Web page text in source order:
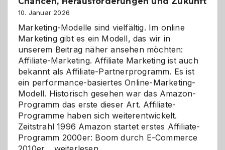
10. Januar 2026
Marketing-Modelle sind vielfältig. Im online
Marketing gibt es ein Modell, das wir in
unserem Beitrag näher ansehen möchten:
Affiliate-Marketing. Affiliate Marketing ist auch
bekannt als Affiliate-Partnerprogramm. Es ist
ein performance-basiertes Online-Marketing-
Modell. Historisch gesehen war das Amazon-
Programm das erste dieser Art. Affiliate-
Programme haben sich weiterentwickelt.
Zeitstrahl 1996 Amazon startet erstes Affiliate-
Programm 2000er: Boom durch E-Commerce
Affiliate-